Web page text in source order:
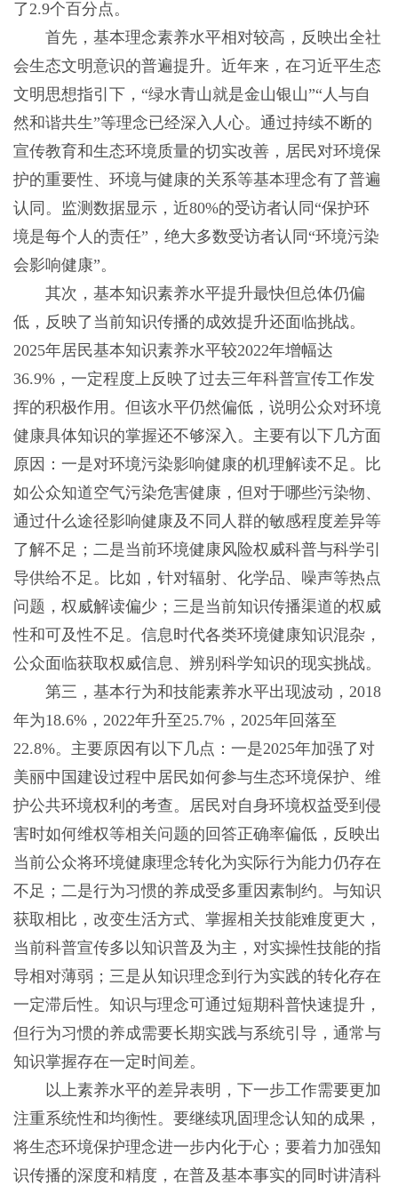
了2.9个百分点。
首先，基本理念素养水平相对较高，反映出全社
会生态文明意识的普遍提升。近年来，在习近平生态
文明思想指引下，“绿水青山就是金山银山”“人与自
然和谐共生”等理念已经深入人心。通过持续不断的
宣传教育和生态环境质量的切实改善，居民对环境保
护的重要性、环境与健康的关系等基本理念有了普遍
认同。监测数据显示，近80%的受访者认同“保护环
境是每个人的责任”，绝大多数受访者认同“环境污染
会影响健康”。
其次，基本知识素养水平提升最快但总体仍偏
低，反映了当前知识传播的成效提升还面临挑战。
2025年居民基本知识素养水平较2022年增幅达
36.9%，一定程度上反映了过去三年科普宣传工作发
挥的积极作用。但该水平仍然偏低，说明公众对环境
健康具体知识的掌握还不够深入。主要有以下几方面
原因：一是对环境污染影响健康的机理解读不足。比
如公众知道空气污染危害健康，但对于哪些污染物、
通过什么途径影响健康及不同人群的敏感程度差异等
了解不足；二是当前环境健康风险权威科普与科学引
导供给不足。比如，针对辐射、化学品、噪声等热点
问题，权威解读偏少；三是当前知识传播渠道的权威
性和可及性不足。信息时代各类环境健康知识混杂，
公众面临获取权威信息、辨别科学知识的现实挑战。
第三，基本行为和技能素养水平出现波动，2018
年为18.6%，2022年升至25.7%，2025年回落至
22.8%。主要原因有以下几点：一是2025年加强了对
美丽中国建设过程中居民如何参与生态环境保护、维
护公共环境权利的考查。居民对自身环境权益受到侵
害时如何维权等相关问题的回答正确率偏低，反映出
当前公众将环境健康理念转化为实际行为能力仍存在
不足；二是行为习惯的养成受多重因素制约。与知识
获取相比，改变生活方式、掌握相关技能难度更大，
当前科普宣传多以知识普及为主，对实操性技能的指
导相对薄弱；三是从知识理念到行为实践的转化存在
一定滞后性。知识与理念可通过短期科普快速提升，
但行为习惯的养成需要长期实践与系统引导，通常与
知识掌握存在一定时间差。
以上素养水平的差异表明，下一步工作需要更加
注重系统性和均衡性。要继续巩固理念认知的成果，
将生态环境保护理念进一步内化于心；要着力加强知
识传播的深度和精度，在普及基本事实的同时讲清科